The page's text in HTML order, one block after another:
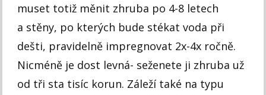
muset totiž měnit zhruba po 4-8 letech
a stěny, po kterých bude stékat voda při
dešti, pravidelně impregnovat 2x-4x ročně.
Nicméně je dost levná- seženete ji zhruba už
od tři sta tisíc korun. Záleží také na typu